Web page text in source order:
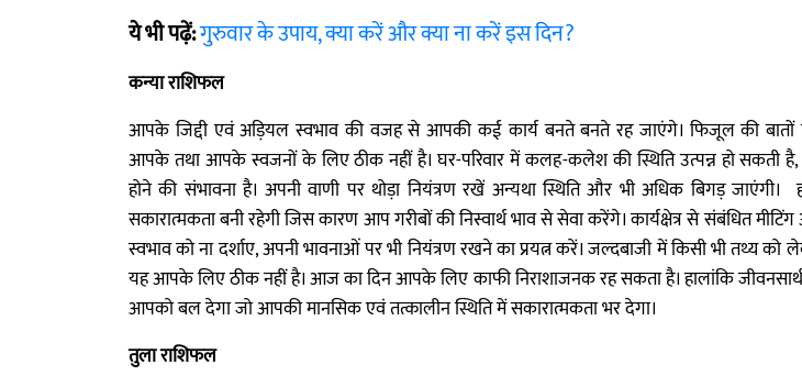
ये भी पढ़ें:गुरुवार के उपाय, क्या करें और क्या ना करें इस दिन?
कन्या राशिफल
आपके जिद्दी एवं अड़ियल स्वभाव की वजह से आपकी कई कार्य बनते बनते रह जाएंगे। फिजूल की बातों
आपके तथा आपके स्वजनों के लिए ठीक नहीं है। घर-परिवार में कलह-कलेश की स्थिति उत्पन्न हो सकती है,
होने की संभावना है। अपनी वाणी पर थोड़ा नियंत्रण रखें अन्यथा स्थिति और भी अधिक बिगड़
सकारात्मकता बनी रहेगी जिस कारण आप गरीबों की निस्वार्थ भाव से सेवा करेंगे। कार्यक्षेत्र से संबंधित
स्वभाव को ना दर्शाए, अपनी भावनाओं पर भी नियंत्रण रखने का प्रयत्न करें। जल्दबाजी में किसी भी तथ्य को
यह आपके लिए ठीक नहीं है। आज का दिन आपके लिए काफी निराशाजनक रह सकता है। हालांकि
आपको बल देगा जो आपकी मानसिक एवं तत्कालीन स्थिति में सकारात्मकता भर देगा।
तुला राशिफल